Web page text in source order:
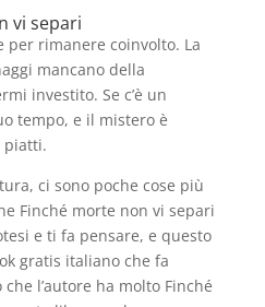
vi separi
per rimanere coinvolto. La
mancano della
investito. Se c’è un
tempo, e il mistero è
piatti.
ci sono poche cose più
Finché morte non vi separi
e ti fa pensare, e questo
gratis italiano che fa
l’autore ha molto Finché